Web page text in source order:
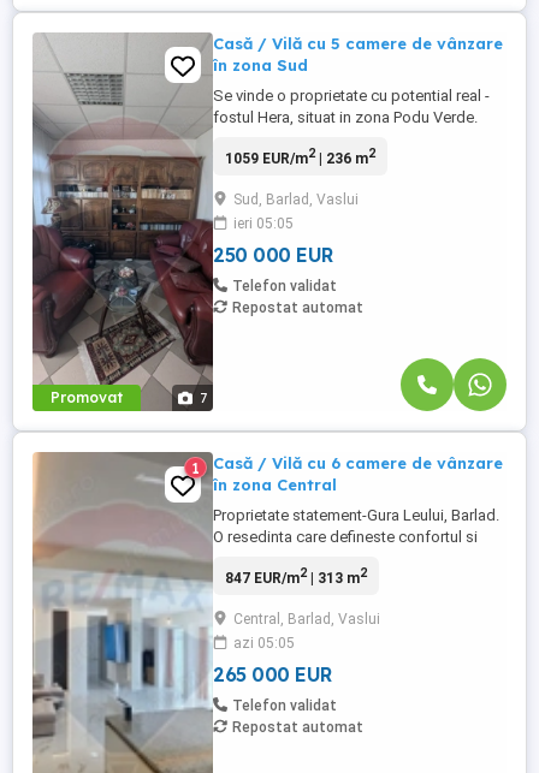
Promovat 7
Casă / Vilă cu 5 camere de vânzare
în zona Sud
Se vinde o proprietate cu potential real -
fostul Hera, situat in zona Podu Verde.
doua spatii tip bar, casa locuibila.
devin tot mai rare, iar aceata ofera multiple
posibilitati de dezvoltare. Depinde foarte
mult ...
1059 EUR/m2| 236 m2
Sud, Barlad, Vaslui
ieri 05:05
250 000 EUR
Telefon validat
Repostat automat
1
Casă / Vilă cu 6 camere de vânzare
în zona Central
Proprietate statement-Gura Leului, Barlad.
O resedinta care defineste confortul si
open space cu bucataria, dormitoare
elegante, mobilata, finisaje atent alese. O
proprietate pentru cei care nu cauta doar
o casa. ci un standard ...
847 EUR/m2| 313 m2
Central, Barlad, Vaslui
azi 05:05
265 000 EUR
Telefon validat
Repostat automat